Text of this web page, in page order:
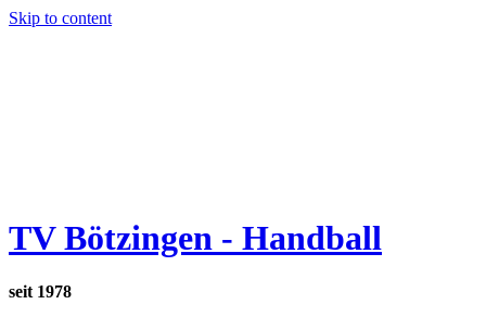
Skip to content
TV Bötzingen - Handball
seit 1978